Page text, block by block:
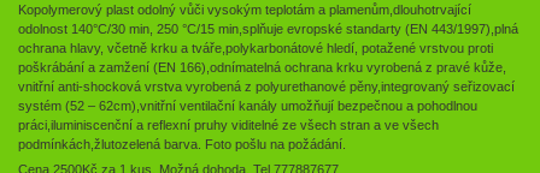
Kopolymerový plast odolný vůči vysokým teplotám a plamenům,dlouhotrvající
odolnost 140°C/30 min, 250 °C/15 min,splňuje evropské standarty (EN 443/1997),plná
ochrana hlavy, včetně krku a tváře,polykarbonátové hledí, potažené vrstvou proti
poškrábání a zamžení (EN 166),odnímatelná ochrana krku vyrobená z pravé kůže,
vnitřní anti-shocková vrstva vyrobená z polyurethanové pěny,integrovaný seřizovací
systém (52 – 62cm),vnitřní ventilační kanály umožňují bezpečnou a pohodlnou
práci,iluminiscenční a reflexní pruhy viditelné ze všech stran a ve všech
podmínkách,žlutozelená barva. Foto pošlu na požádání.
Cena 2500Kč za 1 kus. Možná dohoda. Tel.777887677